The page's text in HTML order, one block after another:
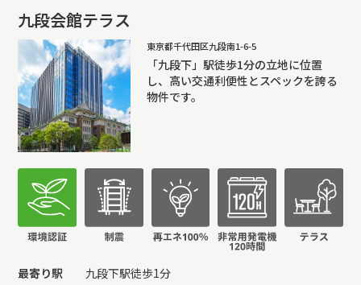
九段会館テラス
東京都千代田区九段南1-6-5
「九段下」駅徒歩1分の立地に位置
し、高い交通利便性とスペックを誇る
物件です。
最寄り駅
九段下駅徒歩1分